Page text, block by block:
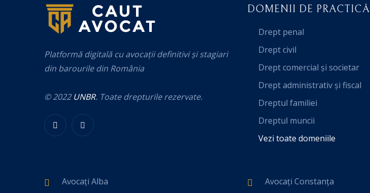
Platformă digitală cu avocații definitivi și stagiari
din barourile din România
© 2022 UNBR. Toate drepturile rezervate.
DOMENII DE PRACTICĂ
Drept penal
Drept civil
Drept comercial și societar
Drept administrativ și fiscal
Dreptul familiei
Dreptul muncii
Vezi toate domeniile
Avocați Alba
Avocați Constanța